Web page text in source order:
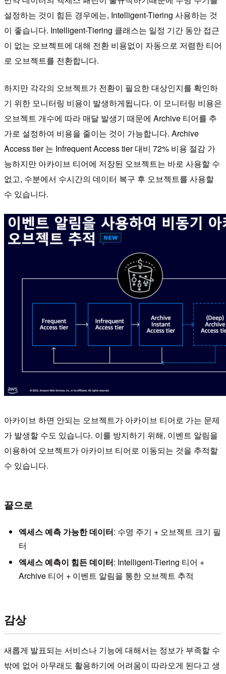
설정하는 것이 힘든 경우에는, Intelligent-Tiering 사용하는 것
이 좋습니다. Intelligent-Tiering 클래스는 일정 기간 동안 접근
이 없는 오브젝트에 대해 전환 비용없이 자동으로 저렴한 티어
로 오브젝트를 전환합니다.
하지만 각각의 오브젝트가 전환이 필요한 대상인지를 확인하
기 위한 모니터링 비용이 발생하게됩니다. 이 모니터링 비용은
오브젝트 개수에 따라 매달 발생기 때문에 Archive 티어를 추
가로 설정하여 비용을 줄이는 것이 가능합니다. Archive
Access tier 는 Infrequent Access tier 대비 72% 비용 절감 가
능하지만 아카이브 티어에 저장된 오브젝트는 바로 사용할 수
없고, 수분에서 수시간의 데이터 복구 후 오브젝트를 사용할
수 있습니다.
아카이브 하면 안되는 오브젝트가 아카이브 티어로 가는 문제
가 발생할 수도 있습니다. 이를 방지하기 위해, 이벤트 알림을
이용하여 오브젝트가 아카이브 티어로 이동되는 것을 추적할
수 있습니다.
끝으로
엑세스 예측 가능한 데이터: 수명 주기 + 오브젝트 크기 필
터
엑세스 예측이 힘든 데이터: Intelligent-Tiering 티어 +
Archive 티어 + 이벤트 알림을 통한 오브젝트 추적
감상
새롭게 발표되는 서비스나 기능에 대해서는 정보가 부족할 수
밖에 없어 아무래도 활용하기에 어려움이 따라오게 된다고 생